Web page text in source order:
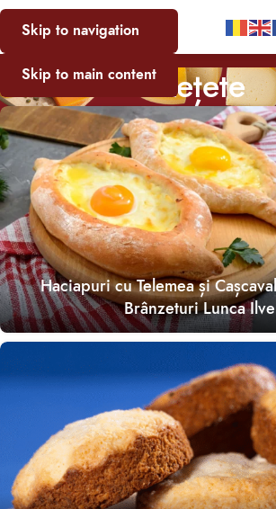
Skip to navigation
Skip to main contentRețete
Haciapuri cu Telemea și
Brânzeturi Lunca